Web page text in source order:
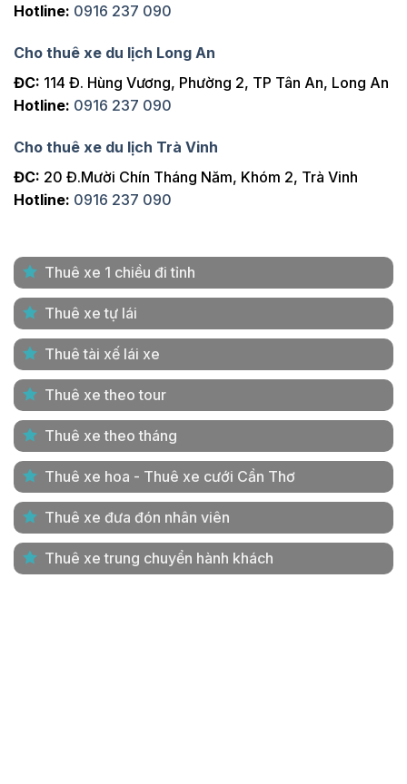
Hotline: 0916 237 090
Cho thuê xe du lịch Long An
ĐC: 114 Đ. Hùng Vương, Phường 2, TP Tân An, Long An
Hotline: 0916 237 090
Cho thuê xe du lịch Trà Vinh
ĐC: 20 Đ.Mười Chín Tháng Năm, Khóm 2, Trà Vinh
Hotline: 0916 237 090
Thuê xe 1 chiều đi tỉnh
Thuê xe tự lái
Thuê tài xế lái xe
Thuê xe theo tour
Thuê xe theo tháng
Thuê xe hoa - Thuê xe cưới Cần Thơ
Thuê xe đưa đón nhân viên
Thuê xe trung chuyển hành khách